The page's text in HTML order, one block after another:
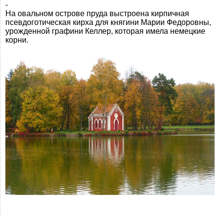
-
На овальном острове пруда выстроена кирпичная
псевдоготическая кирха для княгини Марии Федоровны,
урожденной графини Келлер, которая имела немецкие
корни.